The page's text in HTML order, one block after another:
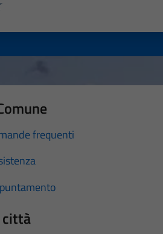
frequenti
città